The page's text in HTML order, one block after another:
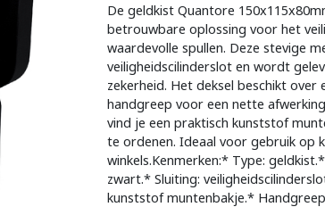
De geldkist Quantore
betrouwbare oplossing voor het
waardevolle spullen. Deze stevige
veiligheidscilinderslot en wordt
zekerheid. Het deksel beschikt over
handgreep voor een nette
vind je een praktisch kunststof
te ordenen. Ideaal voor gebruik op
winkels.Kenmerken:* Type:
zwart.* Sluiting:
kunststof muntenbakje.*